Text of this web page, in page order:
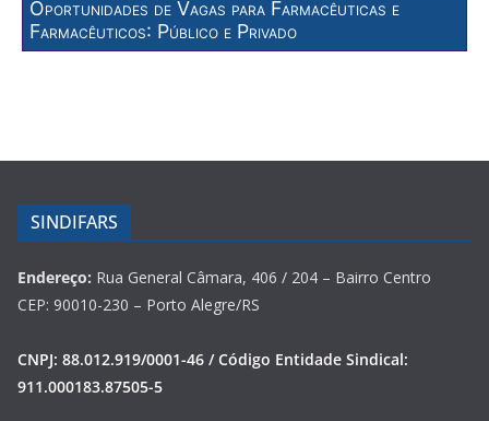
Oportunidades de Vagas para Farmacêuticas e
Farmacêuticos: Público e Privado
SINDIFARS
Endereço: Rua General Câmara, 406 / 204 – Bairro Centro
CEP: 90010-230 – Porto Alegre/RS
CNPJ: 88.012.919/0001-46 / Código Entidade Sindical:
911.000183.87505-5